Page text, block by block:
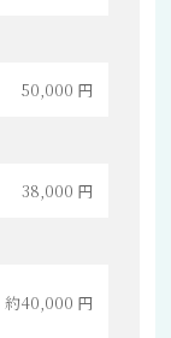
50,000 円
38,000 円
約40,000 円